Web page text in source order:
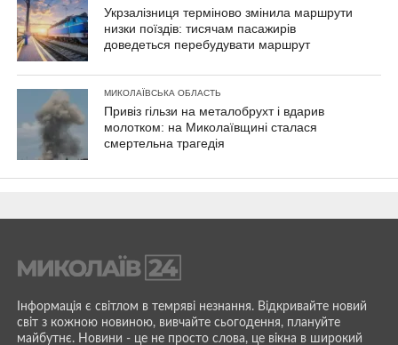
Укрзалізниця терміново змінила маршрути
низки поїздів: тисячам пасажирів
доведеться перебудувати маршрут
МИКОЛАЇВСЬКА ОБЛАСТЬ
Привіз гільзи на металобрухт і вдарив
молотком: на Миколаївщині сталася
смертельна трагедія
Інформація є світлом в темряві незнання. Відкривайте новий
світ з кожною новиною, вивчайте сьогодення, плануйте
майбутнє. Новини - це не просто слова, це вікна в широкий